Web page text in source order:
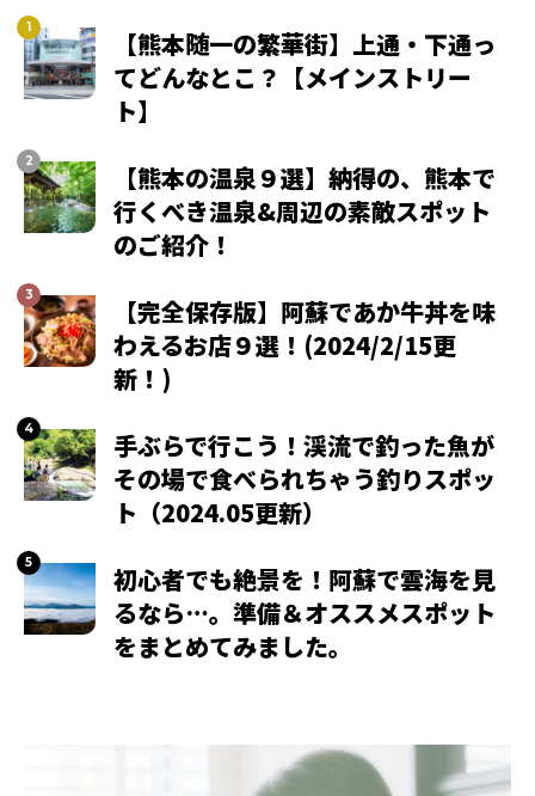
【熊本随一の繁華街】上通・下通っ
てどんなとこ？【メインストリー
ト】
【熊本の温泉９選】納得の、熊本で
行くべき温泉&周辺の素敵スポット
のご紹介！
【完全保存版】阿蘇であか牛丼を味
わえるお店９選！(2024/2/15更
新！)
手ぶらで行こう！渓流で釣った魚が
その場で食べられちゃう釣りスポッ
ト（2024.05更新）
初心者でも絶景を！阿蘇で雲海を見
るなら…。準備＆オススメスポット
をまとめてみました。